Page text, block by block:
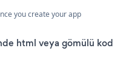
you create your app
html veya gömülü kod